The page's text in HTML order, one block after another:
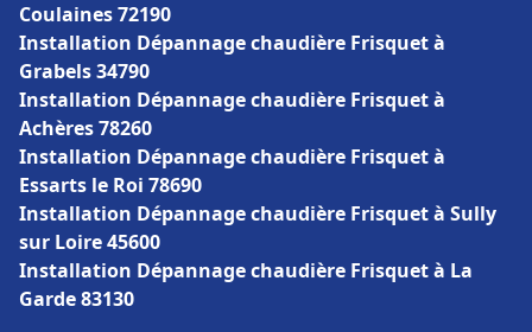
Coulaines 72190
Installation Dépannage chaudière Frisquet à
Grabels 34790
Installation Dépannage chaudière Frisquet à
Achères 78260
Installation Dépannage chaudière Frisquet à
Essarts le Roi 78690
Installation Dépannage chaudière Frisquet à Sully
sur Loire 45600
Installation Dépannage chaudière Frisquet à La
Garde 83130